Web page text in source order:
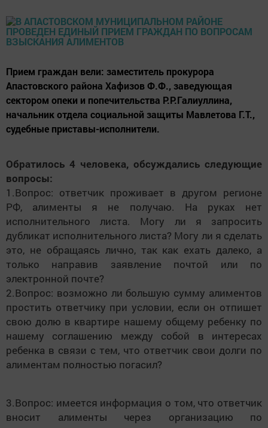
Прием граждан вели: заместитель прокурора
Апастовского района Хафизов Ф.Ф., заведующая
сектором опеки и попечительства Р.Р.Галиуллина,
начальник отдела социальной защиты Мавлетова Г.Т.,
судебные приставы-исполнители.
Обратилось 4 человека, обсуждались следующие
вопросы:
1.Вопрос: ответчик проживает в другом регионе
РФ, алименты я не получаю. На руках нет
исполнительного листа. Могу ли я запросить
дубликат исполнительного листа? Могу ли я сделать
это, не обращаясь лично, так как ехать далеко, а
только направив заявление почтой или по
электронной почте?
2.Вопрос: возможно ли большую сумму алиментов
простить ответчику при условии, если он отпишет
свою долю в квартире нашему общему ребенку по
нашему соглашению между собой в интересах
ребенка в связи с тем, что ответчик свои долги по
алиментам полностью погасил?
3.Вопрос: имеется информация о том, что ответчик
вносит алименты через организацию по